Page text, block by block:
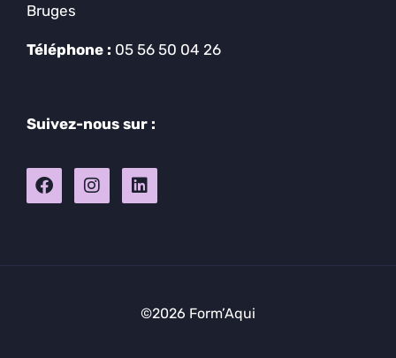
Bruges
Téléphone : 05 56 50 04 26
Suivez-nous sur :
©2026 Form’Aqui